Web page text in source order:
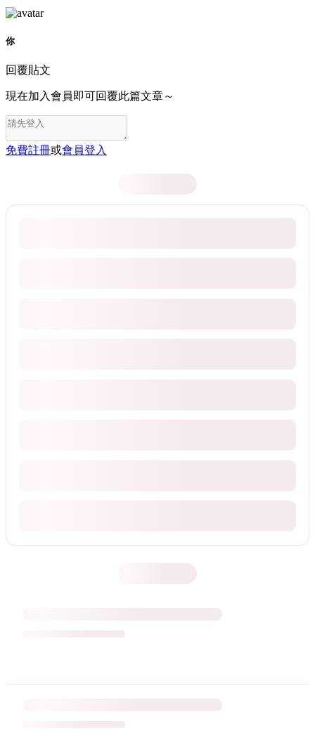
你
回覆貼文
現在加入會員即可回覆此篇文章～
免費註冊或會員登入